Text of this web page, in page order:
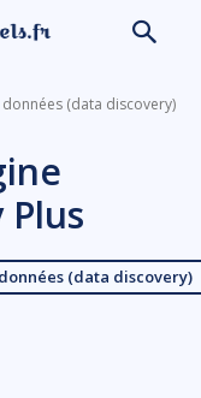
(data discovery)
(data discovery)